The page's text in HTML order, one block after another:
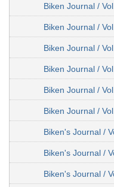
Biken Journal /
Biken Journal /
Biken Journal /
Biken Journal /
Biken Journal /
Biken Journal /
Biken's Journal /
Biken's Journal /
Biken's Journal /